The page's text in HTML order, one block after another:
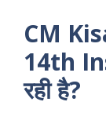
CM
14th
रही है?